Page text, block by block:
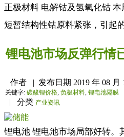
正极材料 电解钴及氢氧化钴
短暂结构性钴原料紧张，引起
锂电池市场反弹行情
作者 | 发布日期 2019 年 08 月
关键字: 碳酸锂价格, 负极材料, 锂电池隔膜
| 分类 产业资讯
锂电池 锂电池市场局部好转。